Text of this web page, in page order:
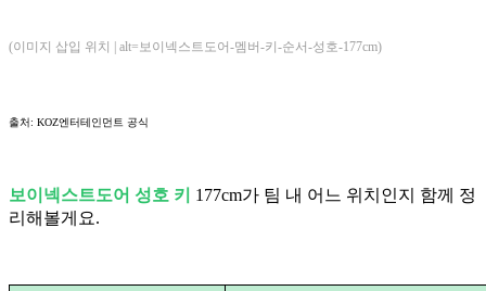
(이미지 삽입 위치 | alt=보이넥스트도어-멤버-키-순서-성호-177cm)
출처: KOZ엔터테인먼트 공식
보이넥스트도어 성호 키
177cm가 팀 내 어느 위치인지 함께 정
리해볼게요.